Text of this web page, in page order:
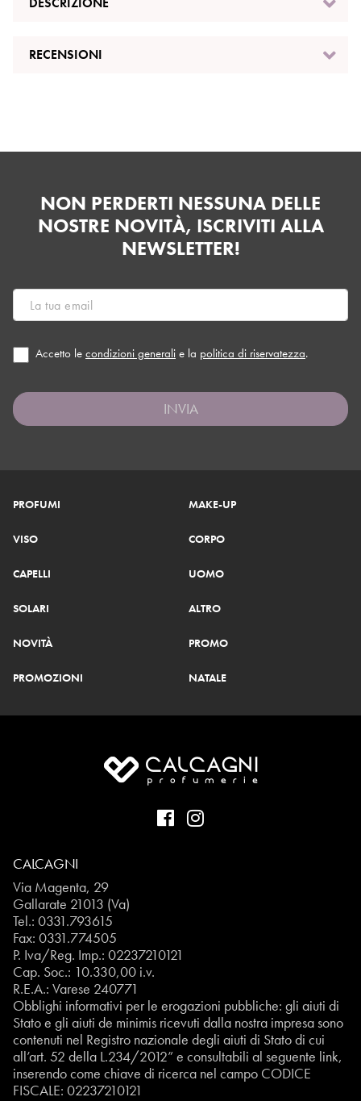
RECENSIONI
NON PERDERTI NESSUNA DELLE
NOSTRE NOVITÀ, ISCRIVITI ALLA
NEWSLETTER!
Accetto le condizioni generali e la politica di riservatezza.
INVIA
PROFUMI MAKE-UP
VISO CORPO
CAPELLI UOMO
SOLARI ALTRO
NOVITÀ PROMO
PROMOZIONI NATALE
CALCAGNI
Via Magenta, 29
Gallarate 21013 (Va)
Tel.: 0331.793615
Fax: 0331.774505
P. Iva/Reg. Imp.: 02237210121
Cap. Soc.: 10.330,00 i.v.
R.E.A.: Varese 240771
Obblighi informativi per le erogazioni pubbliche: gli aiuti di
Stato e gli aiuti de minimis ricevuti dalla nostra impresa sono
contenuti nel Registro nazionale degli aiuti di Stato di cui
all’art. 52 della L.234/2012” e consultabili al seguente link,
inserendo come chiave di ricerca nel campo CODICE
FISCALE: 02237210121